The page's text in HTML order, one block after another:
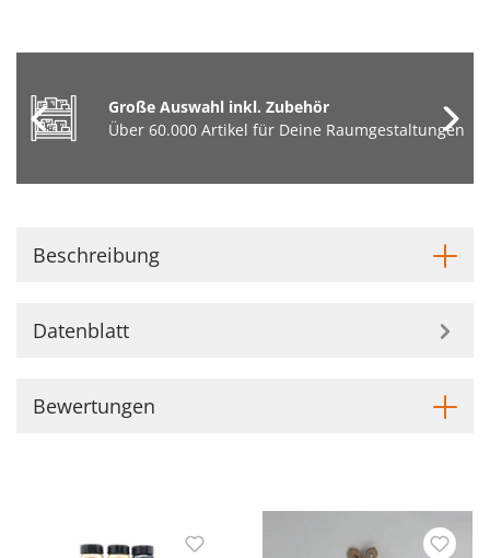
Große Auswahl inkl. Zubehör
Über 60.000 Artikel für Deine Raumgestaltungen
Beschreibung
Datenblatt
Bewertungen